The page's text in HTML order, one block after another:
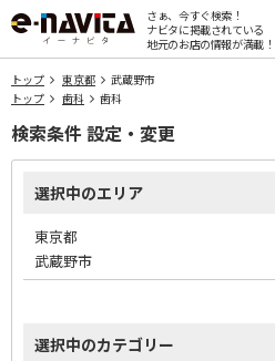
さぁ、今すぐ検索！
ナビタに掲載されている
地元のお店の情報が満載！
トップ 東京都
武蔵野市
トップ
歯科 歯科
検索条件 設定・変更
選択中のエリア
東京都
武蔵野市
選択中のカテゴリー